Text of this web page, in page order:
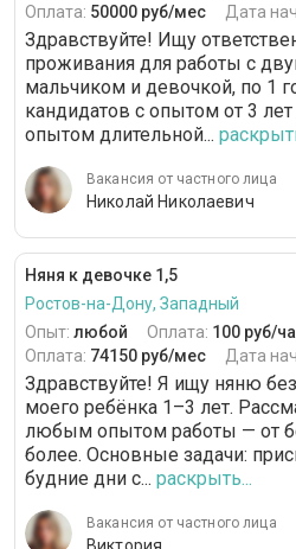
Оплата: 50000 руб/мес Дата
Здравствуйте! Ищу
проживания для работы с
мальчиком и девочкой, по 1
кандидатов с опытом от 3
опытом длительной...
Вакансия от частного лица
Николай Николаевич
Няня к девочке 1,5
Ростов-на-Дону, Западный
Опыт: любой Оплата: 100 руб/
Оплата: 74150 руб/мес Дата
Здравствуйте! Я ищу няню
моего ребёнка 1–3 лет.
любым опытом работы — от
более. Основные задачи:
будние дни с... раскрыть...
Вакансия от частного лица